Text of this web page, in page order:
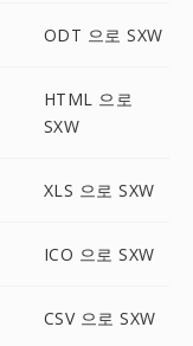
ODT 으로 SXW
HTML 으로
SXW
XLS 으로 SXW
ICO 으로 SXW
CSV 으로 SXW